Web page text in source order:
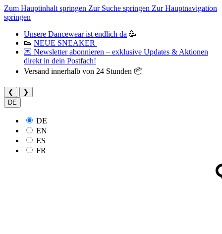
Zum Hauptinhalt springen Zur Suche springen Zur Hauptnavigation
springen
Unsere Dancewear ist endlich da 🥳
👟 NEUE SNEAKER
💌 Newsletter abonnieren – exklusive Updates & Aktionen
direkt in dein Postfach!
Versand innerhalb von 24 Stunden 📦
❮
❯
DE
DE
EN
ES
FR